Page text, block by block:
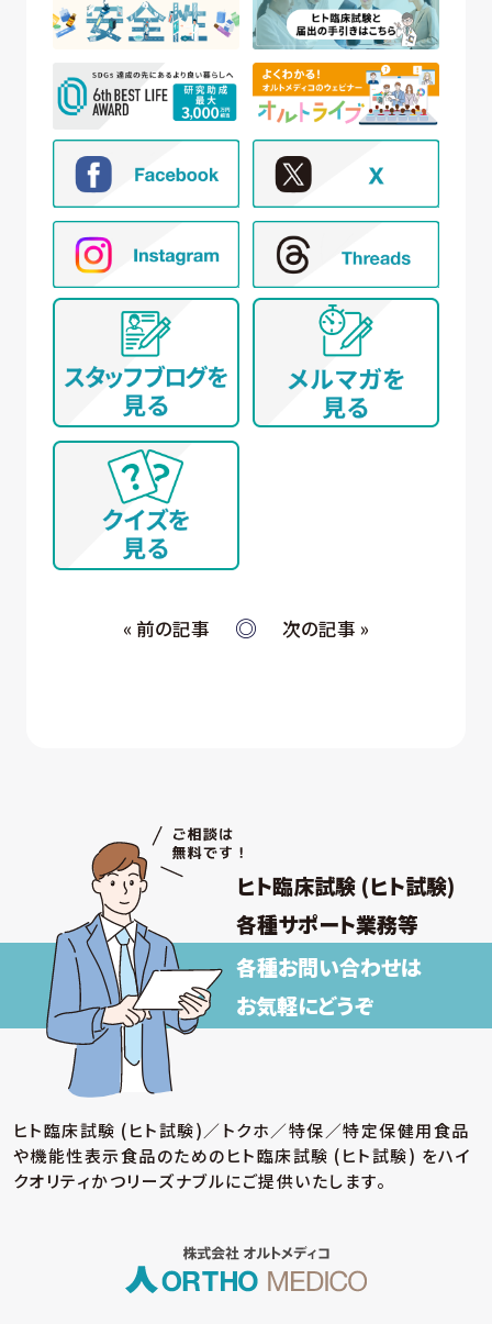
(ア) モニター試験に参加頂く方の個人情報について
① WEBサイトの運営管理 (メールマガジン配
信、対象者の抽出を含む)
② 新規モニター試験の参加者募集および管理
③ モニター試験参加者への条件確認、連絡
④ モニター試験参加者への謝礼の支払い
⑤ モニター様からのお問い合わせ・ご要望への
対応
⑥ アンケートによる調査
⑦ 統計的な集計・分析、新規サービスの検討や
提案（データを公表する際は個人が特定でき
ないように配慮いたします）
(イ) 弊社とお取引き又は提携する企業、施設、団体
等 に所属する方から、WEBサイト、名刺交換
(WEB上を含む)、開催イベント、その他当社所定
の手続きを通じて取得する個人情報について
① WEBサイトの運営管理 (メールマガジン配
信、対象者の抽出を含む)
② 各種お問合せ・ご要望への対応
③ 商談・打ち合わせ・契約の履行
④ 当社が委託された業務の遂行
(ウ) 従業員・役員 (過去に従業員・役員であった者を
与支払その他の労務管理
③ 福利厚生、教育研修、安全衛生管理
取得した個人情報について上記以外の目的外
利用を行わず、またそのための措置を講じます。
【保有個人データの安全管理のために講じた
措置】
当社では個人情報保護法に基づき、保有個人データ
の安全管理のために、以下の措置を講じています。
(ア) 個人情報保護方針の策定
係法令等の遵守」、「個人情報の取得・利用・提
供」、「個人情報の取得元」、「質問および苦情相
談の窓口」等についての個人情報保護方針を策
取得・入力、利用・加工、保管・保存、移送・送信、
消去・廃棄等の段階ごとに、取扱方法、管理者・
« 前の記事 次の記事 »
ヒト臨床試験 (ヒト試験)
各種サポート業務等
各種お問い合わせは
お気軽にどうぞ
ヒト臨床試験 (ヒト試験)／トクホ／特保／特定保健用食品
や機能性表示食品のためのヒト臨床試験 (ヒト試験) をハイ
クオリティかつリーズナブルにご提供いたします。